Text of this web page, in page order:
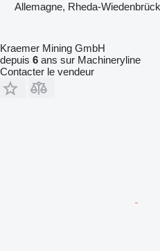
Allemagne, Rheda-Wiedenbrück
Kraemer Mining GmbH
depuis 6 ans sur Machineryline
Contacter le vendeur